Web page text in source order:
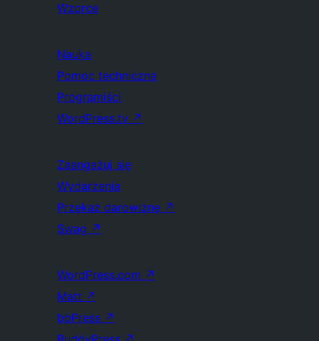
Wzorce
Nauka
Pomoc techniczna
Programiści
WordPress.tv ↗
Zaangażuj się
Wydarzenia
Przekaż darowiznę ↗
Swag ↗
WordPress.com ↗
Matt ↗
bbPress ↗